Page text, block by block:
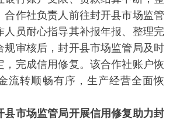
合作社负责人前往封开县市场监管
人员耐心指导其补报年报、整理完
规审核后，封开县市场监管局及时
，完成信用修复。该合作社账户恢
流转顺畅有序，生产经营全面恢
县市场监管局开展信用修复助力封